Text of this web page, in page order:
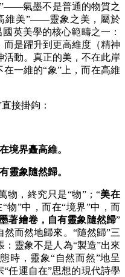
氣墨不是普通的物質之
維美”——靈象之美，屬於
英美學的核心範疇之一：
是躍升到更高維度（精神
動。真正的美，不在此岸
在一維的“象”上，而在高維
接掛鉤：
境界矗高維。
靈象隨然歸。
，終究只是“物”；“美在
”中，而在“境界”中，而
著繪卷，自有靈象隨然歸”
而然地歸來。“隨然歸”三
靈象不是人為“製造”出來
時，靈象“自然而然”地呈
任運自在”思想的現代詩學